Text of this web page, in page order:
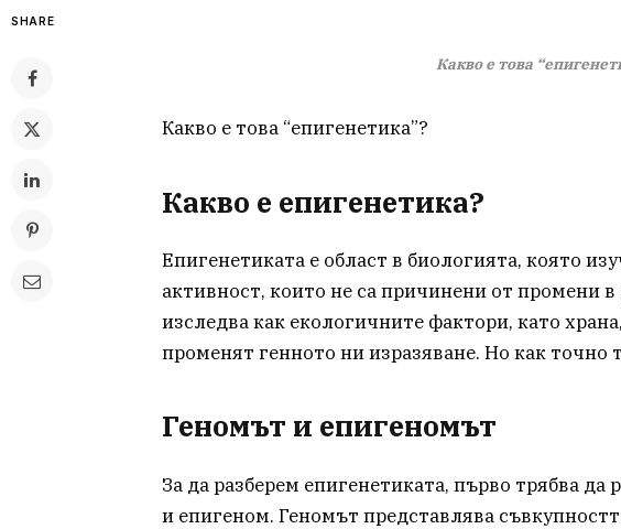
SHARE
Какво е това
Какво е това “епигенетика”?
Какво е епигенетика?
Епигенетиката е област в биологията, която
активност, които не са причинени от промени
изследва как екологичните фактори, като
променят генното ни изразяване. Но как точно
Геномът и епигеномът
За да разберем епигенетиката, първо трябва
и епигеном. Геномът представлява